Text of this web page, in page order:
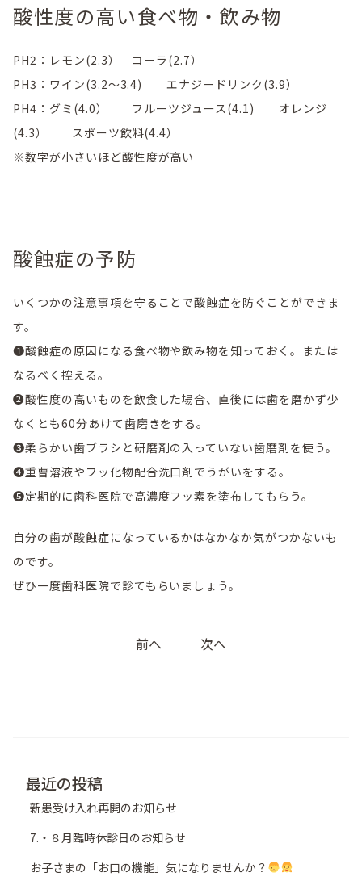
酸性度の高い食べ物・飲み物
PH2：レモン(2.3） コーラ(2.7）
PH3：ワイン(3.2～3.4) エナジードリンク(3.9）
PH4：グミ(4.0） フルーツジュース(4.1) オレンジ
(4.3） スポーツ飲料(4.4）
※数字が小さいほど酸性度が高い
酸蝕症の予防
いくつかの注意事項を守ることで酸蝕症を防ぐことができま
す。
❶酸蝕症の原因になる食べ物や飲み物を知っておく。または
なるべく控える。
❷酸性度の高いものを飲食した場合、直後には歯を磨かず少
なくとも60分あけて歯磨きをする。
❸柔らかい歯ブラシと研磨剤の入っていない歯磨剤を使う。
❹重曹溶液やフッ化物配合洗口剤でうがいをする。
❺定期的に歯科医院で高濃度フッ素を塗布してもらう。
自分の歯が酸蝕症になっているかはなかなか気がつかないも
のです。
ぜひ一度歯科医院で診てもらいましょう。
前へ 次へ
最近の投稿
新患受け入れ再開のお知らせ
7.・８月臨時休診日のお知らせ
お子さまの「お口の機能」気になりませんか？